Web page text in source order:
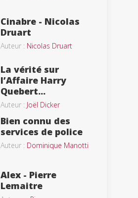
Cinabre - Nicolas
Druart
Auteur : Nicolas Druart
La vérité sur
l’Affaire Harry
Quebert...
Auteur : Joël Dicker
Bien connu des
services de police
Auteur : Dominique Manotti
Alex - Pierre
Lemaitre